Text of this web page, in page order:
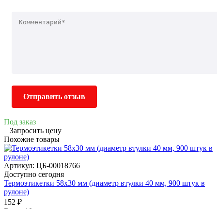
Отправить отзыв
Под заказ
Запросить цену
Похожие товары
Артикул: ЦБ-00018766
Доступно сегодня
Термоэтикетки 58х30 мм (диаметр втулки 40 мм, 900 штук в
рулоне)
152 ₽